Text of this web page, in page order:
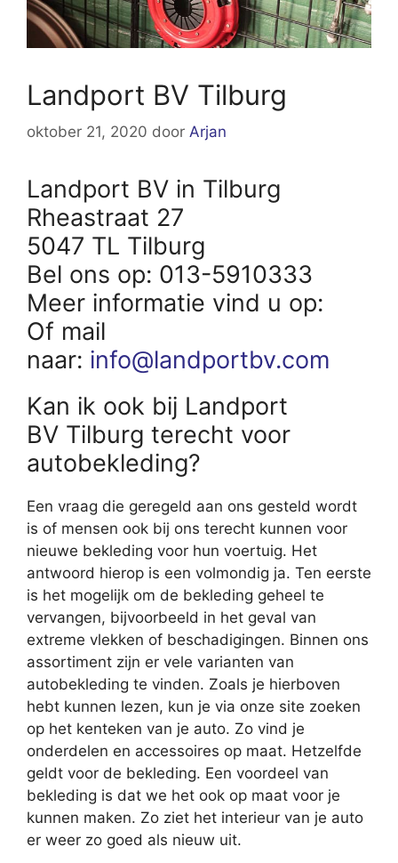
Landport BV Tilburg
oktober 21, 2020 door Arjan
Landport BV in Tilburg
Rheastraat 27
5047 TL Tilburg
Bel ons op: 013-5910333
Meer informatie vind u op:
Of mail
naar: info@landportbv.com
Kan ik ook bij Landport
BV Tilburg terecht voor
autobekleding?
Een vraag die geregeld aan ons gesteld wordt
is of mensen ook bij ons terecht kunnen voor
nieuwe bekleding voor hun voertuig. Het
antwoord hierop is een volmondig ja. Ten eerste
is het mogelijk om de bekleding geheel te
vervangen, bijvoorbeeld in het geval van
extreme vlekken of beschadigingen. Binnen ons
assortiment zijn er vele varianten van
autobekleding te vinden. Zoals je hierboven
hebt kunnen lezen, kun je via onze site zoeken
op het kenteken van je auto. Zo vind je
onderdelen en accessoires op maat. Hetzelfde
geldt voor de bekleding. Een voordeel van
bekleding is dat we het ook op maat voor je
kunnen maken. Zo ziet het interieur van je auto
er weer zo goed als nieuw uit.